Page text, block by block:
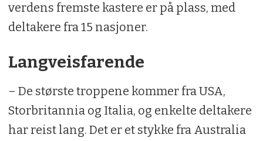
verdens fremste kastere er på plass, med
deltakere fra 15 nasjoner.
Langveisfarende
– De største troppene kommer fra USA,
Storbritannia og Italia, og enkelte deltakere
har reist lang. Det er et stykke fra Australia